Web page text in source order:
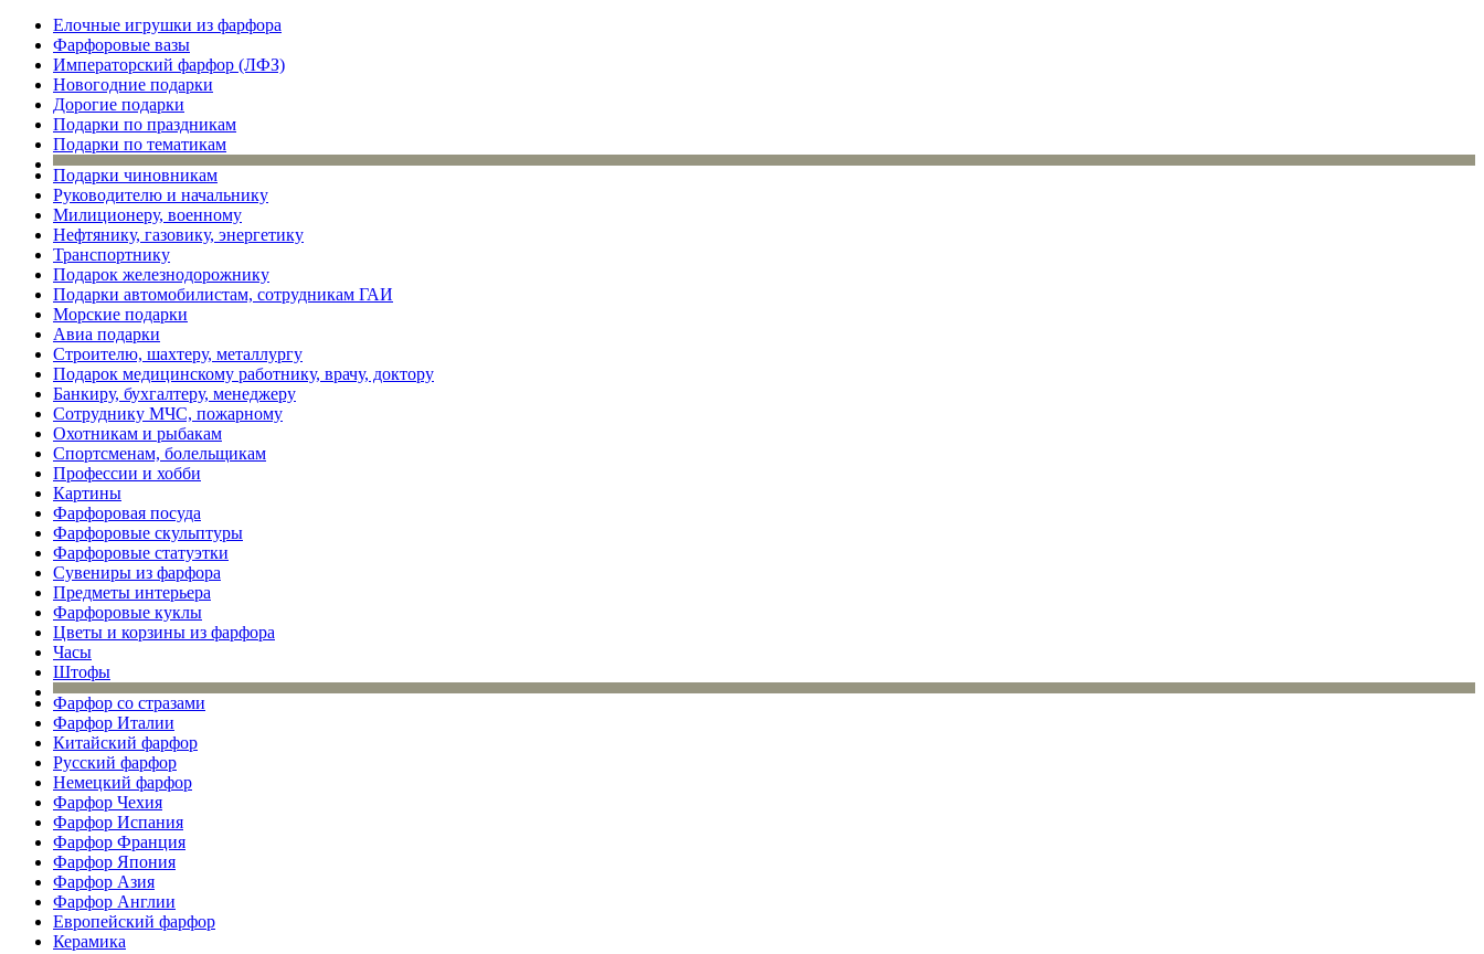
Елочные игрушки из фарфора
Фарфоровые вазы
Императорский фарфор (ЛФЗ)
Новогодние подарки
Дорогие подарки
Подарки по праздникам
Подарки по тематикам
Подарки чиновникам
Руководителю и начальнику
Милиционеру, военному
Нефтянику, газовику, энергетику
Транспортнику
Подарок железнодорожнику
Подарки автомобилистам, сотрудникам ГАИ
Морские подарки
Авиа подарки
Строителю, шахтеру, металлургу
Подарок медицинскому работнику, врачу, доктору
Банкиру, бухгалтеру, менеджеру
Сотруднику МЧС, пожарному
Охотникам и рыбакам
Спортсменам, болельщикам
Профессии и хобби
Картины
Фарфоровая посуда
Фарфоровые скульптуры
Фарфоровые статуэтки
Сувениры из фарфора
Предметы интерьера
Фарфоровые куклы
Цветы и корзины из фарфора
Часы
Штофы
Фарфор со стразами
Фарфор Италии
Китайский фарфор
Русский фарфор
Немецкий фарфор
Фарфор Чехия
Фарфор Испания
Фарфор Франция
Фарфор Япония
Фарфор Азия
Фарфор Англии
Европейский фарфор
Керамика